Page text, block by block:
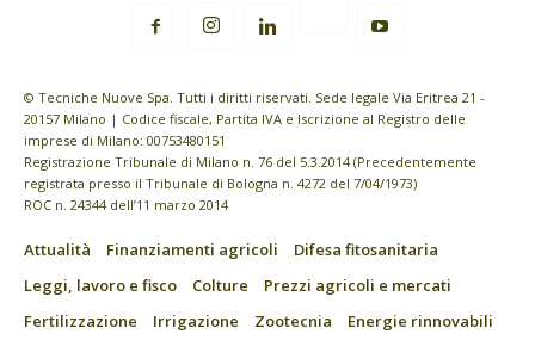
© Tecniche Nuove Spa. Tutti i diritti riservati. Sede legale Via Eritrea 21 -
20157 Milano | Codice fiscale, Partita IVA e Iscrizione al Registro delle
imprese di Milano: 00753480151
Registrazione Tribunale di Milano n. 76 del 5.3.2014 (Precedentemente
registrata presso il Tribunale di Bologna n. 4272 del 7/04/1973)
ROC n. 24344 dell’11 marzo 2014
Attualità Finanziamenti agricoli
Difesa fitosanitaria
Leggi, lavoro e fisco
Colture
Prezzi agricoli e mercati
Fertilizzazione
Irrigazione Zootecnia
Energie rinnovabili